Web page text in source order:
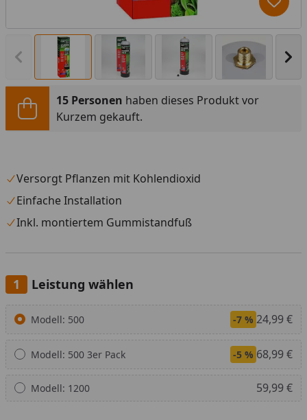
Vorheriges Bild anzeigen
15 Personen haben dieses Produkt vor
Kurzem gekauft.
Versorgt Pflanzen mit Kohlendioxid
Einfache Installation
Inkl. montiertem Gummistandfuß
Leistung wählen
Alle anzeigen (3)
Modell: 500 -7 % 24,99 €
Modell: 500 3er Pack -5 % 68,99 €
Modell: 1200 59,99 €